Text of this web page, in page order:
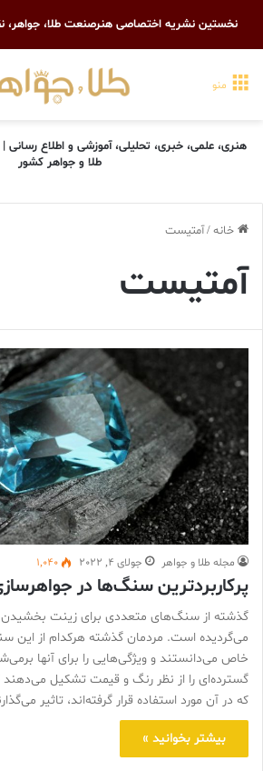
نخستین نشریه اختصاصی هنرصنعت طلا، جواهر،
منو
هنری، علمی، خبری، تحلیلی، آموزشی و اطلاع
طلا و جواهر کشور
خانه/آمتیست
آمتیست
مجله طلا و جواهر جولای 4, 2022 1,040
پرکاربردترین سنگ‌ها در
گذشته از سنگ‌های متعددی برای زینت بخشیدن
می‌گردیده است. مردمان گذشته هرکدام از این
خاص می‌دانستند و ویژگی‌هایی را برای آنها
گسترده‌ای را از نظر رنگ و قیمت تشکیل می‌دهند
که در آن مورد استفاده قرار گرفته‌اند، تاثیر
بیشتر بخوانید »